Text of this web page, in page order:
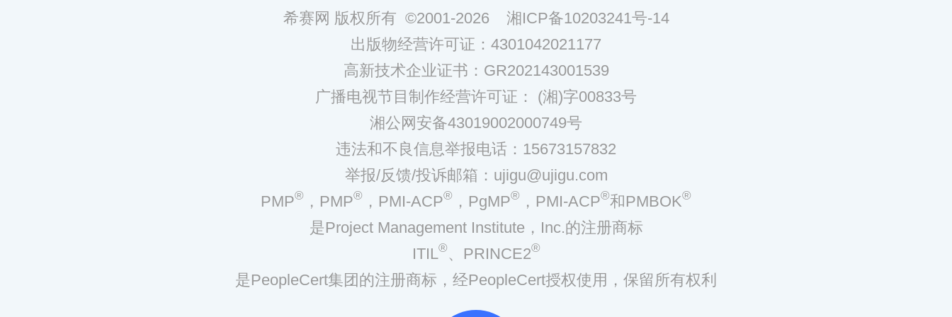
希赛网 版权所有 ©2001-2026 湘ICP备10203241号-14
出版物经营许可证：4301042021177
高新技术企业证书：GR202143001539
广播电视节目制作经营许可证： (湘)字00833号
湘公网安备43019002000749号
违法和不良信息举报电话：15673157832
举报/反馈/投诉邮箱：ujigu@ujigu.com
PMP® ，PMP® ，PMI-ACP® ，PgMP® ，PMI-ACP®和PMBOK®
是Project Management Institute，Inc.的注册商标
ITIL®、PRINCE2®
是PeopleCert集团的注册商标，经PeopleCert授权使用，保留所有权利